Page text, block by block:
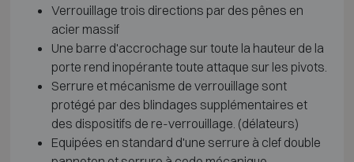
Verrouillage trois directions par des pênes en
acier massif
Une barre d'accrochage sur toute la hauteur de la
porte rend inopérante toute attaque sur les pivots.
Serrure et mécanisme de verrouillage sont
protégé par des blindages supplémentaires et
des dispositifs de re-verrouillage. (délateurs)
Equipées en standard d'une serrure à clef double